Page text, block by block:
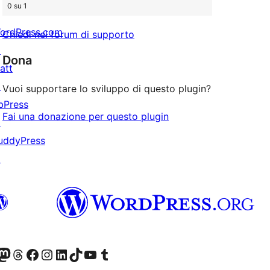
0 su 1
Chiedi nel forum di supporto
Dona
Vuoi supportare lo sviluppo di questo plugin?
Fai una donazione per questo plugin
(ex Twitter)
account Bluesky
il nostro account Mastodon
Visita il nostro account Threads
Visita la nostra pagina Facebook
Visita il nostro account Instagram
Visita il nostro account LinkedIn
Visita il nostro account TikTok
Visita il nostro canale YouTube
Visita il nostro account Tumblr